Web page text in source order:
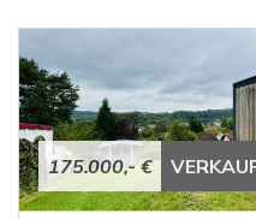
175.000,- €